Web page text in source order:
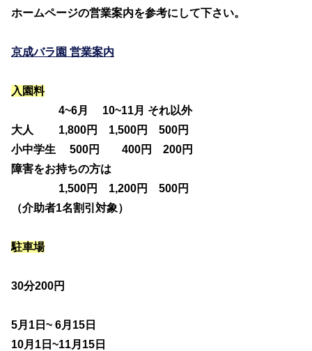
ホームページの営業案内を参考にして下さい。
京成バラ園 営業案内
入園料
4~6月 10~11月 それ以外
大人 1,800円 1,500円 500円
小中学生 500円 400円 200円
障害をお持ちの方は
1,500円 1,200円 500円
（介助者1名割引対象）
駐車場
30分200円
5月1日~ 6月15日
10月1日~11月15日